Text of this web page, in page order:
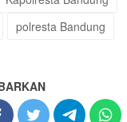
polresta Bandung